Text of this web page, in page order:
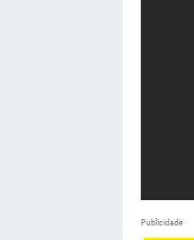
Publicidade